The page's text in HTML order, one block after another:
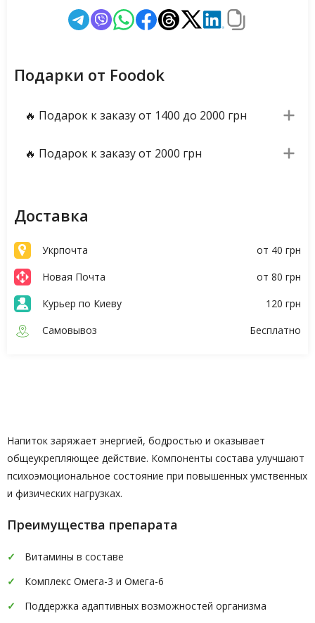
Подарки от Foodok
🔥 Подарок к заказу от 1400 до 2000 грн
🔥 Подарок к заказу от 2000 грн
Доставка
Укрпочта
от 40 грн
Новая Почта
от 80 грн
Курьер по Киеву
120 грн
Самовывоз
Бесплатно
Напиток заряжает энергией, бодростью и оказывает
общеукрепляющее действие. Компоненты состава улучшают
психоэмоциональное состояние при повышенных умственных
и физических нагрузках.
Преимущества препарата
Витамины в составе
Комплекс Омега-3 и Омега-6
Поддержка адаптивных возможностей организма